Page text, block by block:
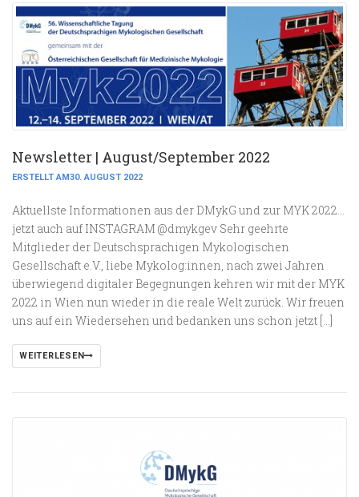
Newsletter | August/September 2022
ERSTELLT AM30. AUGUST 2022
Aktuellste Informationen aus der DMykG und zur MYK 2022…
jetzt auch auf INSTAGRAM @dmykgev Sehr geehrte
Mitglieder der Deutschsprachigen Mykologischen
Gesellschaft e.V., liebe Mykolog:innen, nach zwei Jahren
überwiegend digitaler Begegnungen kehren wir mit der MYK
2022 in Wien nun wieder in die reale Welt zurück. Wir freuen
uns auf ein Wiedersehen und bedanken uns schon jetzt […]
WEITERLESEN